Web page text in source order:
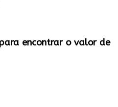
encontrar o valor de